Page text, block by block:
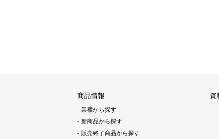
商品情報
業種から探す
新商品から探す
販売終了商品から探す
資